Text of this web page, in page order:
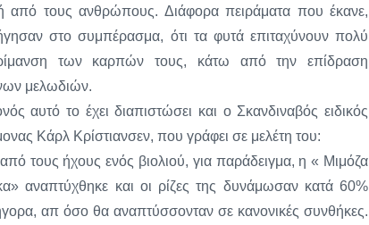
από τους ανθρώπους. Διάφορα πειράματα που έκανε,
στο συμπέρασμα, ότι τα φυτά επιταχύνουν πολύ
των καρπών τους, κάτω από την επίδραση
μελωδιών.
αυτό το έχει διαπιστώσει και ο Σκανδιναβός ειδικός
Κάρλ Κρίστιανσεν, που γράφει σε μελέτη του:
τους ήχους ενός βιολιού, για παράδειγμα, η « Μιμόζα
αναπτύχθηκε και οι ρίζες της δυνάμωσαν κατά 60%
απ όσο θα αναπτύσσονταν σε κανονικές συνθήκες.